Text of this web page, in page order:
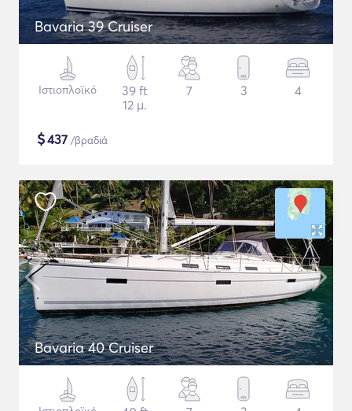
Bavaria 39 Cruiser
Ιστιοπλοϊκό
39 ft
12 μ.
7 3 4
$437 /βραδιά
Bavaria 40 Cruiser